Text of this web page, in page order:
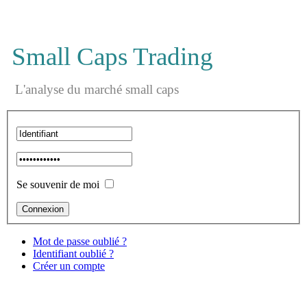
Small Caps Trading
L'analyse du marché small caps
Se souvenir de moi
Mot de passe oublié ?
Identifiant oublié ?
Créer un compte